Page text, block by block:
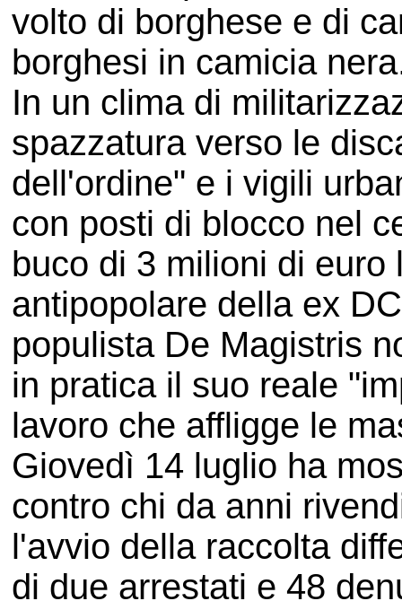
volto di borghese e di
borghesi in camicia
In un clima di
spazzatura verso le
dell'ordine" e i vigili
con posti di blocco nel
buco di 3 milioni di euro
antipopolare della ex
populista De Magistris
in pratica il suo reale
lavoro che affligge le
Giovedì 14 luglio ha
contro chi da anni
l'avvio della raccolta
di due arrestati e 48